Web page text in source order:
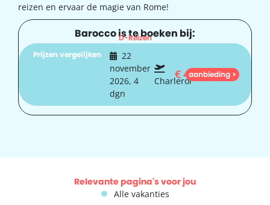
reizen en ervaar de magie van Rome!
Barocco is te boeken bij:
D-Reizen
Prijzen vergelijken
22
november
2026, 4
dgn
Charleroi
€411
aanbieding >
Relevante pagina's voor jou
Alle vakanties